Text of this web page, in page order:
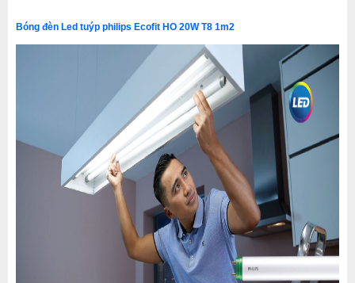
Bóng đèn Led tuýp philips Ecofit HO 20W T8 1m2